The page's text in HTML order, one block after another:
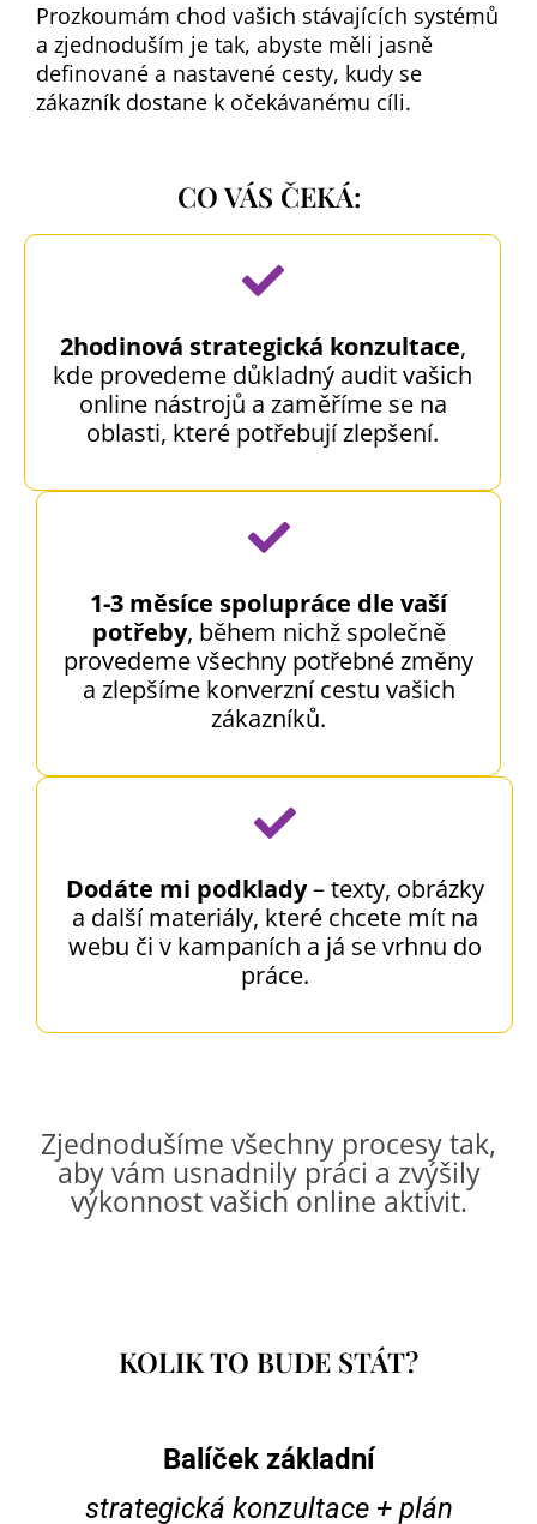
Prozkoumám chod vašich stávajících systémů
a zjednoduším je tak, abyste měli jasně
definované a nastavené cesty, kudy se
zákazník dostane k očekávanému cíli.
CO VÁS ČEKÁ:
2hodinová strategická konzultace,
kde provedeme důkladný audit vašich
online nástrojů a zaměříme se na
oblasti, které potřebují zlepšení.
1-3 měsíce spolupráce dle vaší
potřeby, během nichž společně
provedeme všechny potřebné změny
a zlepšíme konverzní cestu vašich
zákazníků.
Dodáte mi podklady– texty, obrázky
a další materiály, které chcete mít na
webu či v kampaních a já se vrhnu do
práce.
Zjednodušíme všechny procesy tak,
aby vám usnadnily práci a zvýšily
výkonnost vašich online aktivit.
KOLIK TO BUDE STÁT?
Balíček základní
strategická konzultace + plán